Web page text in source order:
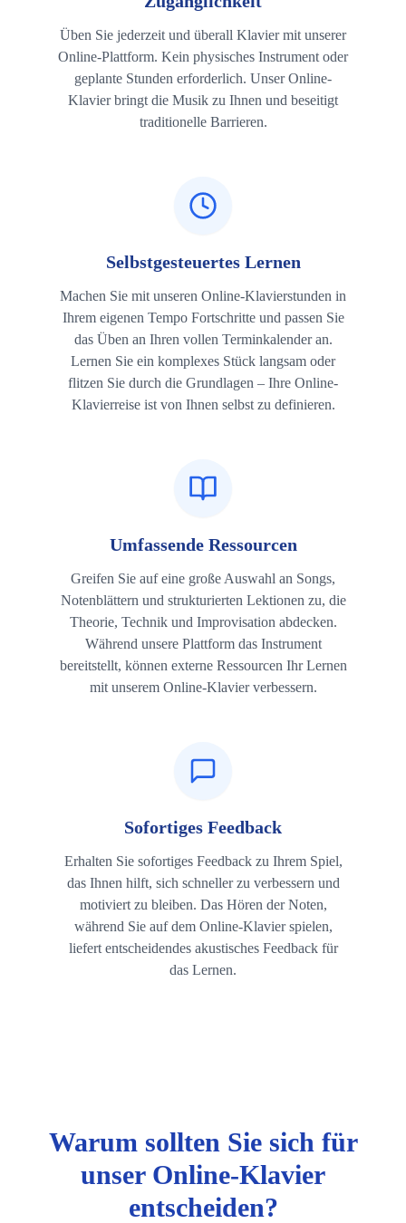
Üben Sie jederzeit und überall Klavier mit unserer
Online-Plattform. Kein physisches Instrument oder
geplante Stunden erforderlich. Unser Online-
Klavier bringt die Musik zu Ihnen und beseitigt
traditionelle Barrieren.
Selbstgesteuertes Lernen
Machen Sie mit unseren Online-Klavierstunden in
Ihrem eigenen Tempo Fortschritte und passen Sie
das Üben an Ihren vollen Terminkalender an.
Lernen Sie ein komplexes Stück langsam oder
flitzen Sie durch die Grundlagen – Ihre Online-
Klavierreise ist von Ihnen selbst zu definieren.
Umfassende Ressourcen
Greifen Sie auf eine große Auswahl an Songs,
Notenblättern und strukturierten Lektionen zu, die
Theorie, Technik und Improvisation abdecken.
Während unsere Plattform das Instrument
bereitstellt, können externe Ressourcen Ihr Lernen
mit unserem Online-Klavier verbessern.
Sofortiges Feedback
Erhalten Sie sofortiges Feedback zu Ihrem Spiel,
das Ihnen hilft, sich schneller zu verbessern und
motiviert zu bleiben. Das Hören der Noten,
während Sie auf dem Online-Klavier spielen,
liefert entscheidendes akustisches Feedback für
das Lernen.
Warum sollten Sie sich für
unser Online-Klavier
entscheiden?